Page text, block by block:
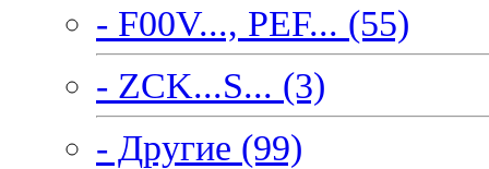
- F00V..., PEF... (55)
- ZCK...S... (3)
- Другие (99)